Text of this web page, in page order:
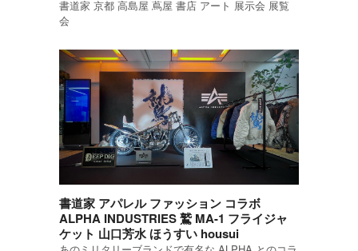
書道家 京都 高島屋 蔦屋 書店 アート 展示会 展覧
会
書道家 アパレル ファッション コラボ
ALPHA INDUSTRIES 鷲 MA-1 フライジャ
ケット 山口芳水 ほうすい housui